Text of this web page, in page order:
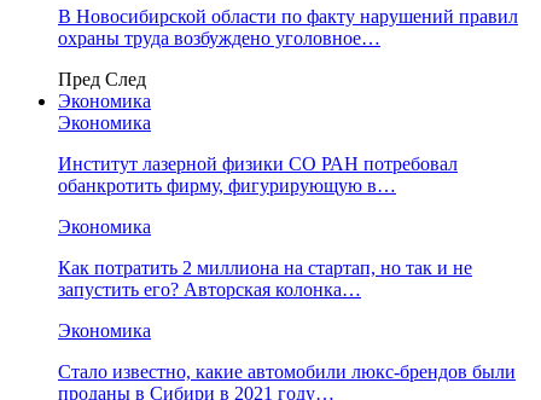
В Новосибирской области по факту нарушений правил
охраны труда возбуждено уголовное…
Пред След
Экономика
Экономика
Институт лазерной физики СО РАН потребовал
обанкротить фирму, фигурирующую в…
Экономика
Как потратить 2 миллиона на стартап, но так и не
запустить его? Авторская колонка…
Экономика
Стало известно, какие автомобили люкс-брендов были
проданы в Сибири в 2021 году…